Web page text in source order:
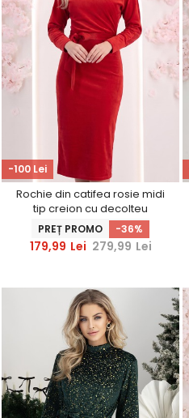
-100 Lei
Rochie din catifea rosie midi
tip creion cu decolteu
petrecut - StarShinerS
PREȚ PROMO -36%
179,99 Lei 279,99 Lei